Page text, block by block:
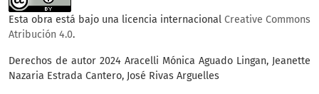
Esta obra está bajo una licencia internacional Creative Commons
Atribución 4.0.
Derechos de autor 2024 Aracelli Mónica Aguado Lingan, Jeanette
Nazaria Estrada Cantero, José Rivas Arguelles